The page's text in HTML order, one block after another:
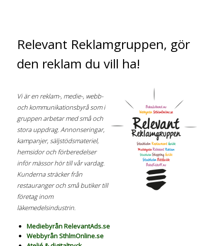
Relevant Reklamgruppen, gör
den reklam du vill ha!
Vi är en reklam-, medie-, webb-
och kommunikationsbyrå som i
gruppen arbetar med små och
stora uppdrag. Annonseringar,
kampanjer, säljstödsmateriel,
hemsidor och förberedelser
inför mässor hör till vår vardag.
Kunderna sträcker från
restauranger och små butiker till
företag inom
läkemedelsindustrin.
Mediebyrån RelevantAds.se
Webbyrån SthlmOnline.se